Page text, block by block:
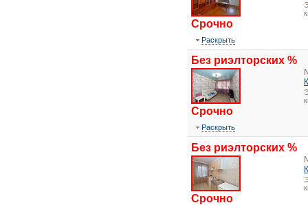
Срочно
Раскрыть
Без риэлторских %
Срочно
Раскрыть
Без риэлторских %
Срочно